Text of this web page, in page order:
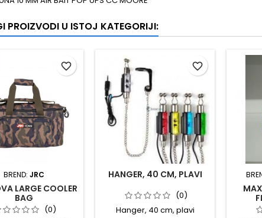
PROIZVODI U ISTOJ KATEGORIJI:
BREND: JRC
LARGE COOLER
BAG
(0)
favorite_border
HANGER, 40 CM, PLAVI
(0)
Hanger, 40 cm, plavi
favorite_border